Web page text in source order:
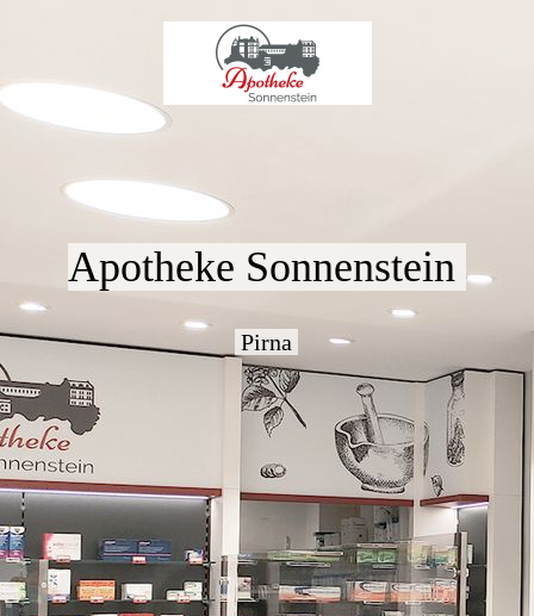
Apotheke Sonnenstein
Pirna